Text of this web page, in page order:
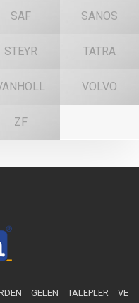
SAF SANOS
STEYR TATRA
VOLVO
ZF
GELEN TALEPLER VE